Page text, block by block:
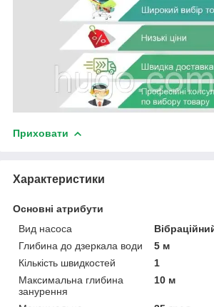
Приховати
Характеристики
Основні атрибути
Вид насоса
Глибина до дзеркала води
5 м
Кількість швидкостей
1
Максимальна глибина
занурення
10 м